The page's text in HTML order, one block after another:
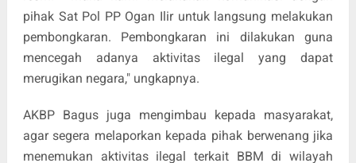
pihak Sat Pol PP Ogan Ilir untuk langsung melakukan
pembongkaran. Pembongkaran ini dilakukan guna
mencegah adanya aktivitas ilegal yang dapat
merugikan negara," ungkapnya.
AKBP Bagus juga mengimbau kepada masyarakat,
agar segera melaporkan kepada pihak berwenang jika
menemukan aktivitas ilegal terkait BBM di wilayah